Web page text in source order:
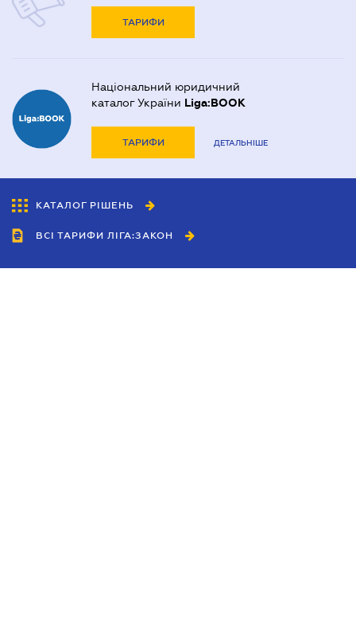
ТАРИФИ
Національний юридичний
каталог України Liga:BOOK
ТАРИФИ ДЕТАЛЬНІШЕ
КАТАЛОГ РІШЕНЬ
ВСІ ТАРИФИ ЛІГА:ЗАКОН